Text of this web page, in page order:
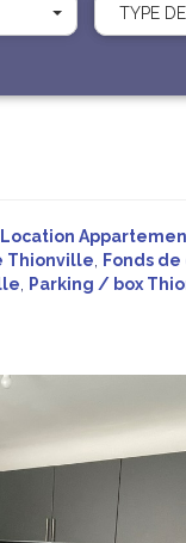
TYPE
Location
Thionville Fonds
Parking / box